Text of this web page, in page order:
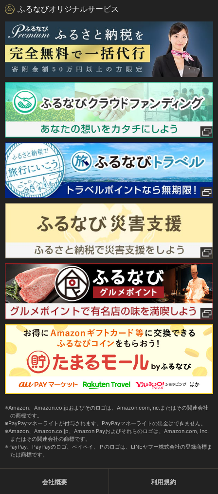
ふるなびオリジナルサービス
Amazon、Amazon.co.jpおよびそのロゴは、Amazon.com,Inc.またはその関連会社
の商標です。
PayPayマネーライトが付与されます。PayPayマネーライトの出金はできません。
Amazon、Amazon.co.jp、Amazon Payおよびそれらのロゴは、Amazon.com, Inc.
またはその関連会社の商標です。
PayPay、PayPayのロゴ、ペイペイ、Ｐのロゴは、LINEヤフー株式会社の登録商標ま
たは商標です。
会社概要 利用規約